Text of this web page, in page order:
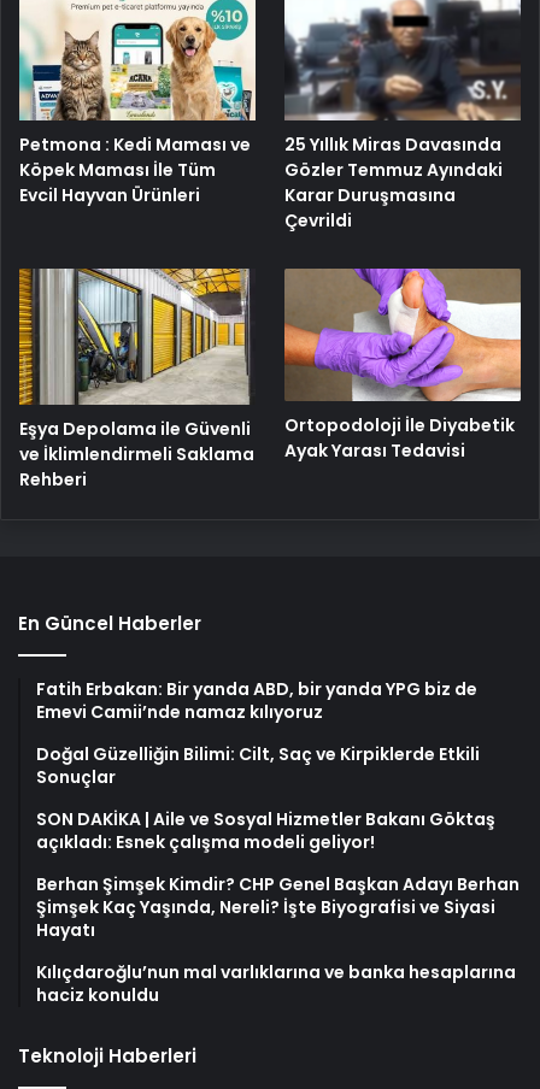
Petmona : Kedi Maması ve
Köpek Maması İle Tüm
Evcil Hayvan Ürünleri
25 Yıllık Miras Davasında
Gözler Temmuz Ayındaki
Karar Duruşmasına
Çevrildi
Eşya Depolama ile Güvenli
ve İklimlendirmeli Saklama
Rehberi
Ortopodoloji İle Diyabetik
Ayak Yarası Tedavisi
En Güncel Haberler
Fatih Erbakan: Bir yanda ABD, bir yanda YPG biz de
Emevi Camii’nde namaz kılıyoruz
Doğal Güzelliğin Bilimi: Cilt, Saç ve Kirpiklerde Etkili
Sonuçlar
SON DAKİKA | Aile ve Sosyal Hizmetler Bakanı Göktaş
açıkladı: Esnek çalışma modeli geliyor!
Berhan Şimşek Kimdir? CHP Genel Başkan Adayı Berhan
Şimşek Kaç Yaşında, Nereli? İşte Biyografisi ve Siyasi
Hayatı
Kılıçdaroğlu’nun mal varlıklarına ve banka hesaplarına
haciz konuldu
Teknoloji Haberleri